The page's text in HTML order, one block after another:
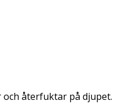
återfuktar på djupet.